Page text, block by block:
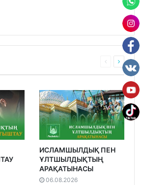
ИСЛАМШЫЛДЫҚ ПЕН
ҰЛТШЫЛДЫҚТЫҢ
АРАҚАТЫНАСЫ
06.08.2026